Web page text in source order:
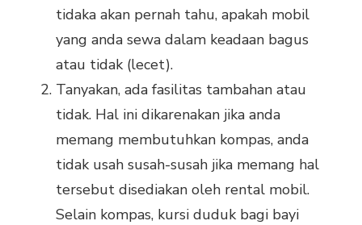
tidaka akan pernah tahu, apakah mobil
yang anda sewa dalam keadaan bagus
atau tidak (lecet).
Tanyakan, ada fasilitas tambahan atau
tidak. Hal ini dikarenakan jika anda
memang membutuhkan kompas, anda
tidak usah susah-susah jika memang hal
tersebut disediakan oleh rental mobil.
Selain kompas, kursi duduk bagi bayi